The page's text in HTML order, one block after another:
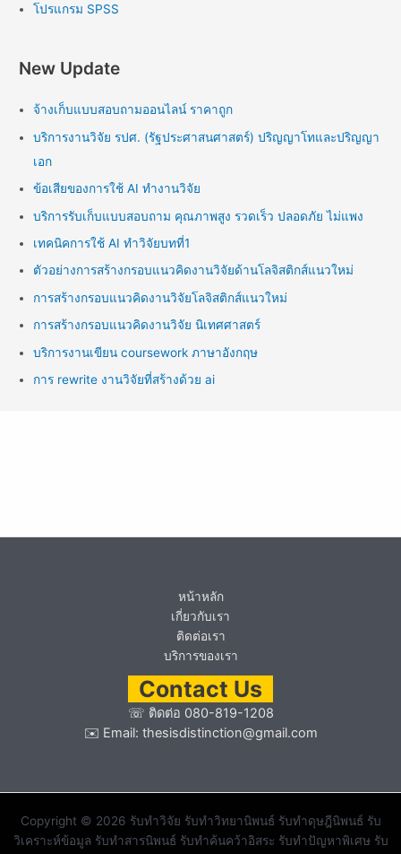
โปรแกรม SPSS
New Update
จ้างเก็บแบบสอบถามออนไลน์ ราคาถูก
บริการงานวิจัย รปศ. (รัฐประศาสนศาสตร์) ปริญญาโทและปริญญา
เอก
ข้อเสียของการใช้ AI ทำงานวิจัย
บริการรับเก็บแบบสอบถาม คุณภาพสูง รวดเร็ว ปลอดภัย ไม่แพง
เทคนิคการใช้ AI ทำวิจัยบทที่1
ตัวอย่างการสร้างกรอบแนวคิดงานวิจัยด้านโลจิสติกส์แนวใหม่
การสร้างกรอบแนวคิดงานวิจัยโลจิสติกส์แนวใหม่
การสร้างกรอบแนวคิดงานวิจัย นิเทศศาสตร์
บริการงานเขียน coursework ภาษาอังกฤษ
การ rewrite งานวิจัยที่สร้างด้วย ai
หน้าหลัก
เกี่ยวกับเรา
ติดต่อเรา
บริการของเรา
Contact Us
☏ ติดต่อ 080-819-1208
✉️ Email: thesisdistinction@gmail.com
Copyright © 2026 รับทำวิจัย รับทำวิทยานิพนธ์ รับทำดุษฎีนิพนธ์ รับ
วิเคราะห์ข้อมูล รับทำสารนิพนธ์ รับทำค้นคว้าอิสระ รับทำปัญหาพิเศษ รับ